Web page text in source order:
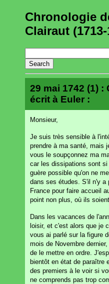
Chronologie
Clairaut (1713-
29 mai 1742 (1) :
écrit à Euler :
Monsieur,
Je suis très sensible à
prendre à ma santé, mais
vous le soupçonnez ma
car les dissipations sont
guère possible qu'on ne
dans ses études. S'il n'y a
France pour faire accueil
point non plus, où ils
Dans les vacances de
loisir, et c'est alors que je
vous ai parlé sur la figure
mois de Novembre
de le mettre en ordre.
bientôt en état de paraître
des premiers à le voir si
ne comprends pas trop